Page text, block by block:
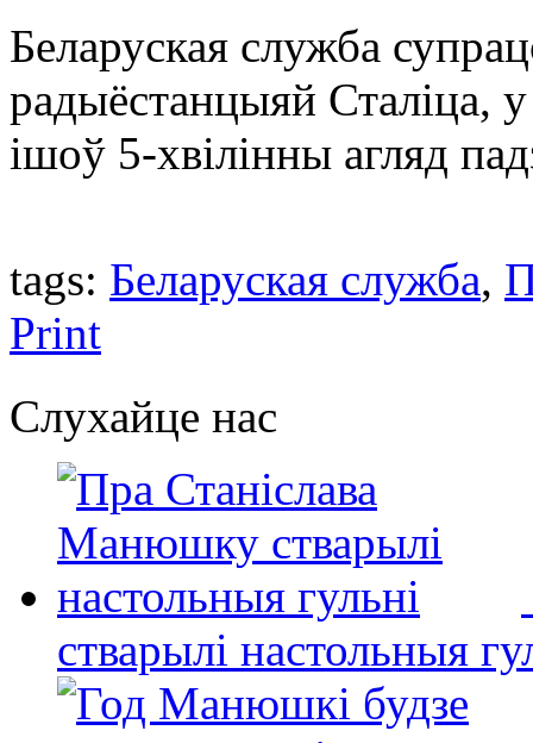
Беларуская служба
радыёстанцыяй Сталіца,
ішоў 5-хвілінны агляд
tags: Беларуская служба,
Print
Слухайце нас
стварылі настольныя